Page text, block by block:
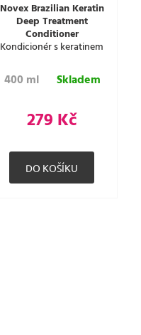
Novex Brazilian Keratin
Deep Treatment
Conditioner
Kondicionér s keratinem
400 ml Skladem
279 Kč